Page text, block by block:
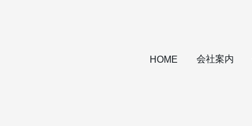
HOME 会社案内